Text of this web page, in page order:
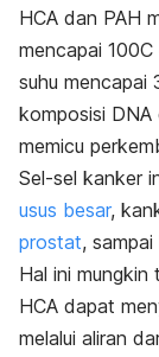
HCA dan PAH
mencapai
suhu mencapai
komposisi DNA
memicu
Sel-sel kanker
usus besar,
prostat,
Hal ini
HCA dapat
melalui aliran